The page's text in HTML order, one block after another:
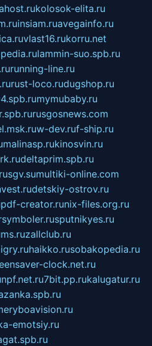
kolosok-elita.ru
insiam.ruavegainfo.ru
vlast16.rukorru.net
lammin-suo.spb.ru
running-line.ru
rust-loco.rudugshop.ru
mymubaby.ru
rusgosnews.com
w-dev.ruf-ship.ru
malinasp.rukinosvin.ru
deltaprim.spb.ru
sgv.sumultiki-online.com
detskiy-ostrov.ru
pdf-creator.runix-files.org.ru
sputnikyes.ru
zallclub.ru
haikko.rusobakopedia.ru
clock.net.ru
npf.net.ru7bit.pp.rukalugatur.ru
emotsiy.ru